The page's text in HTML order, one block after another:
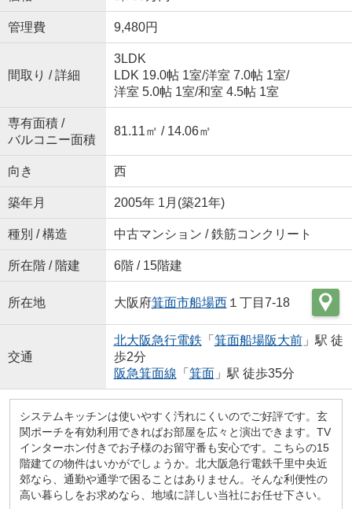
管理費 9,480円
間取り / 詳細
3LDK
LDK 19.0帖 1室/洋室 7.0帖 1室/
洋室 5.0帖 1室/和室 4.5帖 1室
専有面積 /
バルコニー面積
81.11㎡ / 14.06㎡
向き 西
築年月 2005年 1月(築21年)
種別 / 構造 中古マンション / 鉄筋コンクリート
所在階 / 階建 6階 / 15階建
所在地 大阪府箕面市船場西１丁目7-18
交通
北大阪急行電鉄 「 箕面船場阪大前」駅 徒
歩2分
阪急箕面線 「 箕面」駅 徒歩35分
システムキッチンは使いやすく汚れにくいのでご好評です。玄
関ポーチを有効利用できればお部屋を広々と演出できます。TV
インターホン付きでお子様のお留守番も安心です。こちらの15
階建ての物件はいかがでしょうか。北大阪急行電鉄千里中央近
郊なら、通勤や通学で困ることはありません。そんな利便性の
高い暮らしをお求めなら、地域に詳しい当社にお任せ下さい。